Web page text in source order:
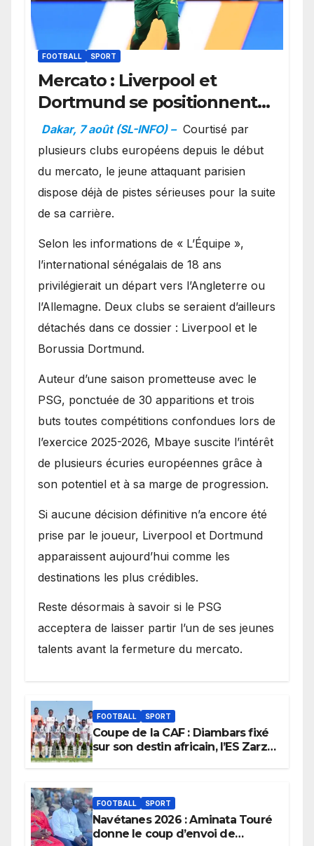
FOOTBALL SPORT
Mercato : Liverpool et
Dortmund se positionnent
en favoris pour recruter
Ibrahim Mbaye
Dakar, 7 août (SL-INFO) – Courtisé par
plusieurs clubs européens depuis le début
du mercato, le jeune attaquant parisien
dispose déjà de pistes sérieuses pour la suite
de sa carrière.
Selon les informations de « L’Équipe »,
l’international sénégalais de 18 ans
privilégierait un départ vers l’Angleterre ou
l’Allemagne. Deux clubs se seraient d’ailleurs
détachés dans ce dossier : Liverpool et le
Borussia Dortmund.
Auteur d’une saison prometteuse avec le
PSG, ponctuée de 30 apparitions et trois
buts toutes compétitions confondues lors de
l’exercice 2025-2026, Mbaye suscite l’intérêt
de plusieurs écuries européennes grâce à
son potentiel et à sa marge de progression.
Si aucune décision définitive n’a encore été
prise par le joueur, Liverpool et Dortmund
apparaissent aujourd’hui comme les
destinations les plus crédibles.
Reste désormais à savoir si le PSG
acceptera de laisser partir l’un de ses jeunes
talents avant la fermeture du mercato.
FOOTBALL SPORT
Coupe de la CAF : Diambars fixé
sur son destin africain, l’ES Zarzis
FOOTBALL SPORT
Navétanes 2026 : Aminata Touré
donne le coup d’envoi de